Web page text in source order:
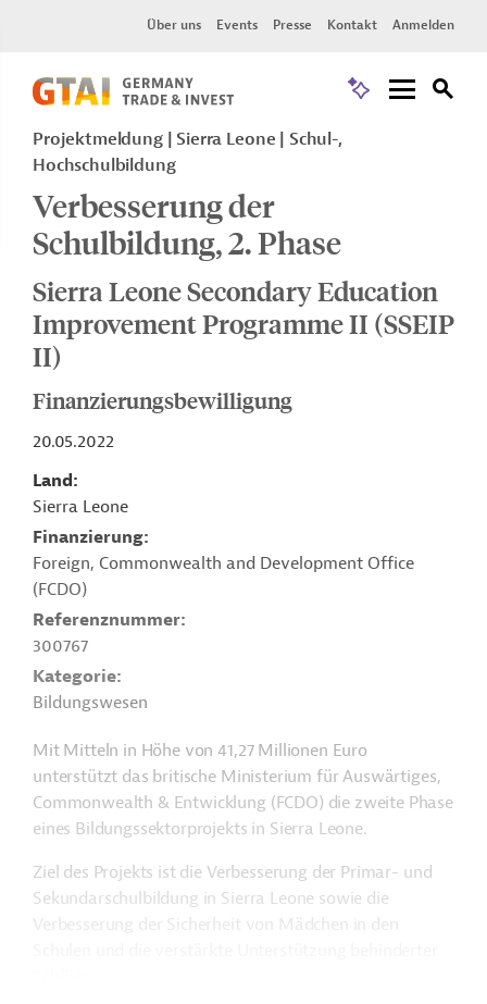
Über uns Events Presse Kontakt Anmelden
Projektmeldung Sierra Leone
Schul-,
Hochschulbildung
Verbesserung der
Schulbildung, 2. Phase
Sierra Leone Secondary Education
Improvement Programme II (SSEIP
II)
Finanzierungsbewilligung
20.05.2022
Land
Sierra Leone
Finanzierung
Foreign, Commonwealth and Development Office
(FCDO)
Referenznummer
300767
Kategorie
Bildungswesen
Mit Mitteln in Höhe von 41,27 Millionen Euro
unterstützt das britische Ministerium für Auswärtiges,
Commonwealth & Entwicklung (FCDO) die zweite Phase
eines Bildungssektorprojekts in Sierra Leone.
Ziel des Projekts ist die Verbesserung der Primar- und
Sekundarschulbildung in Sierra Leone sowie die
Verbesserung der Sicherheit von Mädchen in den